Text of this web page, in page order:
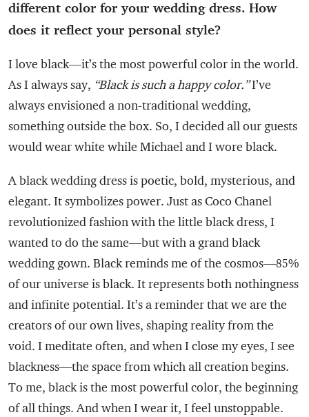
different color for your wedding dress. How
does it reflect your personal style?
I love black—it’s the most powerful color in the world.
As I always say, “Black is such a happy color.”I’ve
always envisioned a non-traditional wedding,
something outside the box. So, I decided all our guests
would wear white while Michael and I wore black.
A black wedding dress is poetic, bold, mysterious, and
elegant. It symbolizes power. Just as Coco Chanel
revolutionized fashion with the little black dress, I
wanted to do the same—but with a grand black
wedding gown. Black reminds me of the cosmos—85%
of our universe is black. It represents both nothingness
and infinite potential. It’s a reminder that we are the
creators of our own lives, shaping reality from the
void. I meditate often, and when I close my eyes, I see
blackness—the space from which all creation begins.
To me, black is the most powerful color, the beginning
of all things. And when I wear it, I feel unstoppable.